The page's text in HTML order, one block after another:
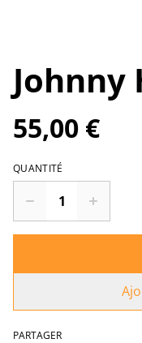
Johnny
55,00 €
QUANTITÉ
PARTAGER